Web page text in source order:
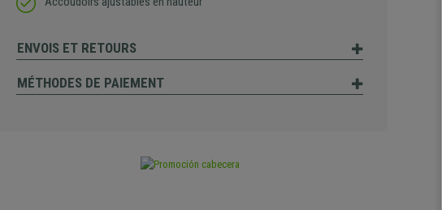
ENVOIS ET RETOURS
MÉTHODES DE PAIEMENT